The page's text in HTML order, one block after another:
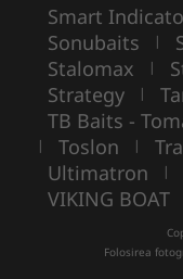
Smart
Sonubaits |
Stalomax |
Strategy |
TB Baits -
| Toslon |
Ultimatron |
VIKING BOAT
Folosirea